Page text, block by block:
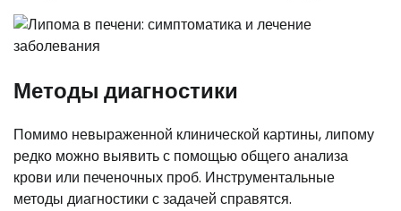
Методы диагностики
Помимо невыраженной клинической картины, липому
редко можно выявить с помощью общего анализа
крови или печеночных проб. Инструментальные
методы диагностики с задачей справятся.